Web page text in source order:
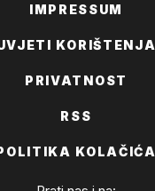
IMPRESSUM
KORIŠTENJA
PRIVATNOST
RSS
KOLAČIĆA